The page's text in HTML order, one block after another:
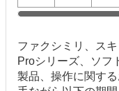
ファクシミリ、ス
Proシリーズ、ソフ
製品、操作に関す